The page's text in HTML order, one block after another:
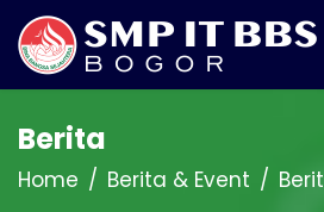
Berita
Home Berita & Event